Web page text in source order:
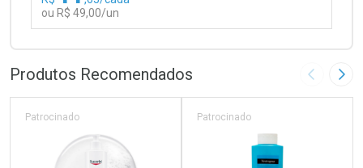
ou R$ 49,00/un
Laboratório
Por Menos
Produtos Recomendados Imagem
Patrocinado Patrocinado